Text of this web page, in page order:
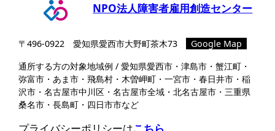
NPO法人障害者雇用創造センター
〒496-0922 愛知県愛⻄市⼤野町茶⽊73
Google Map
通所する方の対象地域例 / 愛知県愛西市・津島市・蟹江町・
弥富市・あま市・飛島村・木曽岬町・一宮市・春日井市・稲
沢市・名古屋市中川区・名古屋市全域・北名古屋市・三重県
桑名市・長島町・四日市市など